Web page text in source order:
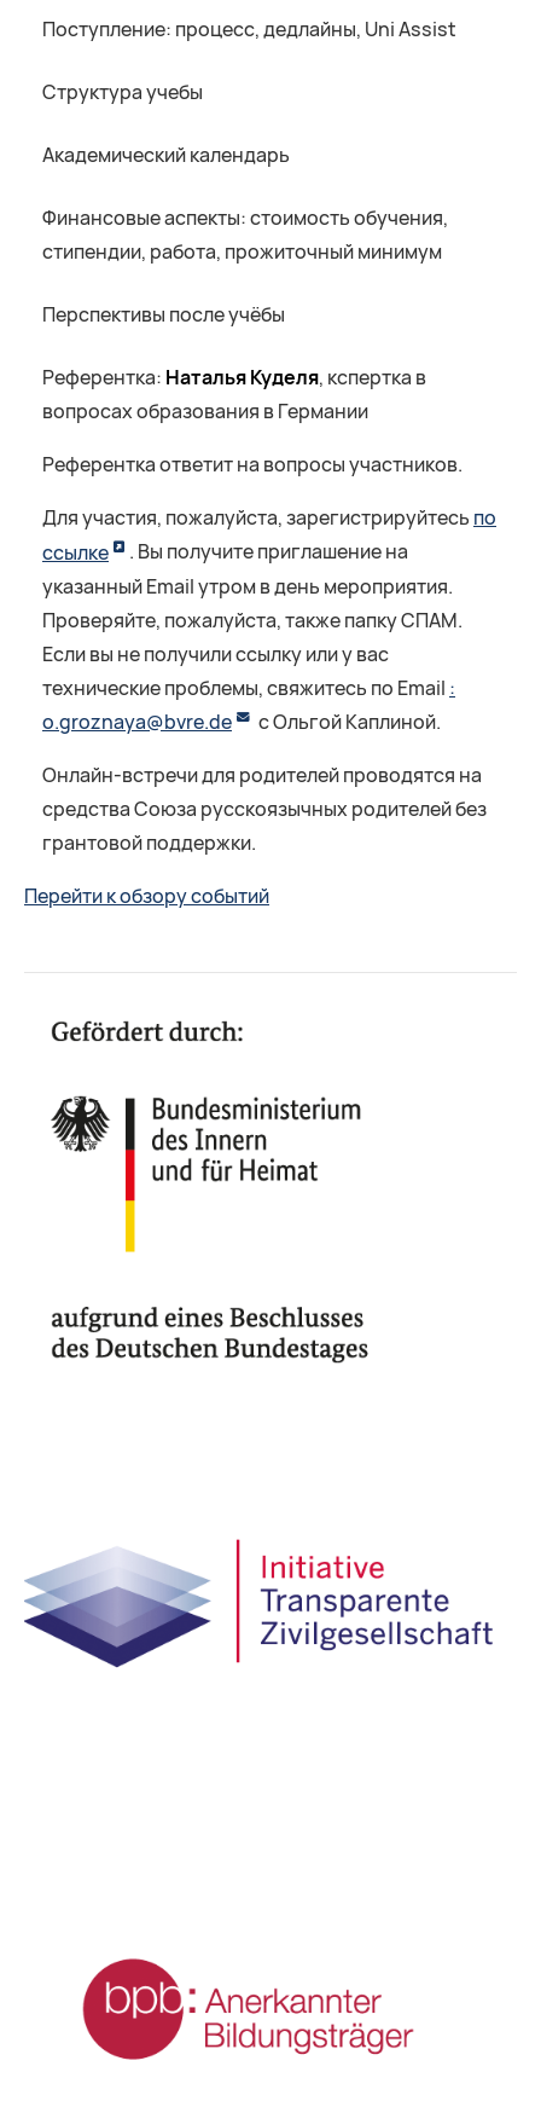
Поступление: процесс, дедлайны, Uni Assist
Структура учебы
Академический календарь
Финансовые аспекты: стоимость обучения,
стипендии, работа, прожиточный минимум
Перспективы после учёбы
Референтка: Наталья Куделя, кспертка в
вопросах образования в Германии
Референтка ответит на вопросы участников.
Для участия, пожалуйста, зарегистрируйтесь по
ссылке
. Вы получите приглашение на
указанный Email утром в день мероприятия.
Проверяйте, пожалуйста, также папку СПАМ.
Если вы не получили ссылку или у вас
технические проблемы, свяжитесь по Email :
o.groznaya@bvre.de
с Ольгой Каплиной.
Онлайн-встречи для родителей проводятся на
средства Союза русскоязычных родителей без
грантовой поддержки.
Перейти к обзору событий